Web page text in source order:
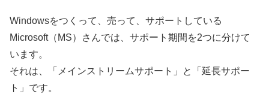
Windowsをつくって、売って、サポートしている
Microsoft（MS）さんでは、サポート期間を2つに分けて
います。
それは、「メインストリームサポート」と「延長サポー
ト」です。